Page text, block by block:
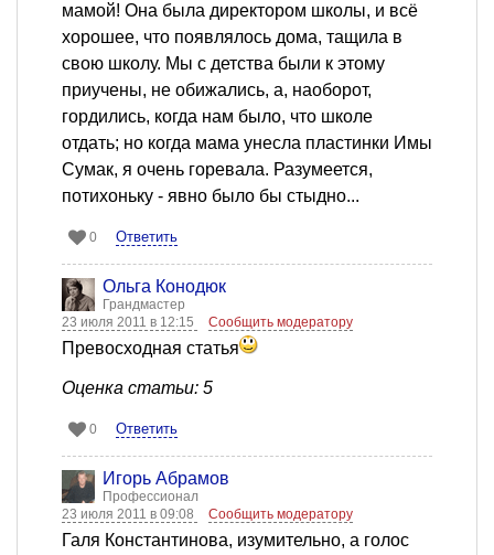
мамой! Она была директором школы, и всё
хорошее, что появлялось дома, тащила в
свою школу. Мы с детства были к этому
приучены, не обижались, а, наоборот,
гордились, когда нам было, что школе
отдать; но когда мама унесла пластинки Имы
Сумак, я очень горевала. Разумеется,
потихоньку - явно было бы стыдно...
0 Ответить
Ольга Конодюк
Грандмастер
23 июля 2011 в 12:15
Сообщить модератору
Превосходная статья
Оценка статьи: 5
0 Ответить
Игорь Абрамов
Профессионал
23 июля 2011 в 09:08
Сообщить модератору
Галя Константинова, изумительно, а голос